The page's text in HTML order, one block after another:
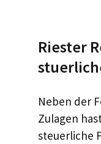
Riester
Neben der
Zulagen
steuerliche